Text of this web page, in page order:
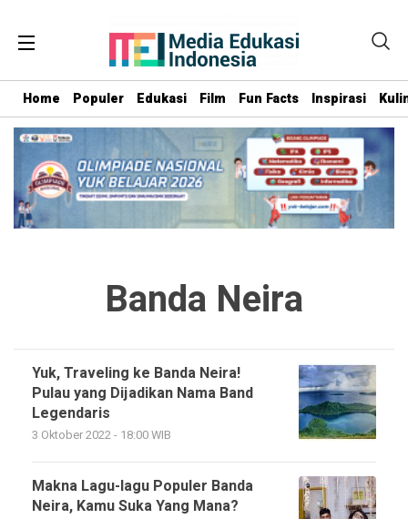
Home Populer Edukasi Film Fun Facts Inspirasi
Banda Neira
Yuk, Traveling ke Banda Neira!
Pulau yang Dijadikan Nama Band
Legendaris
3 Oktober 2022 - 18:00 WIB
Makna Lagu-lagu Populer Banda
Neira, Kamu Suka Yang Mana?